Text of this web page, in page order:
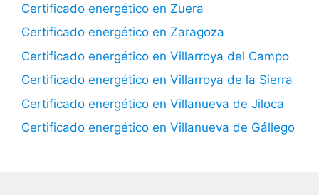
Certificado energético en Zuera
Certificado energético en Zaragoza
Certificado energético en Villarroya del Campo
Certificado energético en Villarroya de la Sierra
Certificado energético en Villanueva de Jiloca
Certificado energético en Villanueva de Gállego